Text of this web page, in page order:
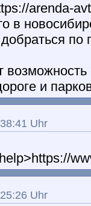
arenda-
в
по
и
Uhr
Uhr